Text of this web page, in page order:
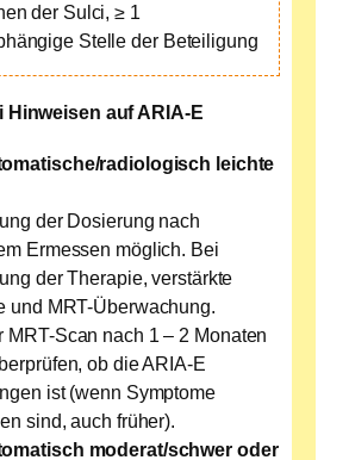
der Sulci, ≥ 1
Stelle der Beteiligung
Hinweisen auf ARIA-E
radiologisch leichte
der Dosierung nach
Ermessen möglich. Bei
der Therapie, verstärkte
und MRT-Überwachung.
MRT-Scan nach 1 – 2 Monaten
ob die ARIA-E
ist (wenn Symptome
sind, auch früher).
moderat/schwer oder